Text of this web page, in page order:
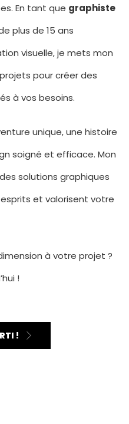
En tant que graphiste
plus de 15 ans
visuelle, je mets mon
pour créer des
à vos besoins.
unique, une histoire
soigné et efficace. Mon
solutions graphiques
et valorisent votre
à votre projet ?
!
!